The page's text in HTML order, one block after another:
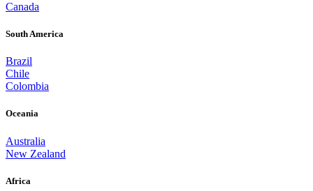
Canada
South America
Brazil
Chile
Colombia
Oceania
Australia
New Zealand
Africa